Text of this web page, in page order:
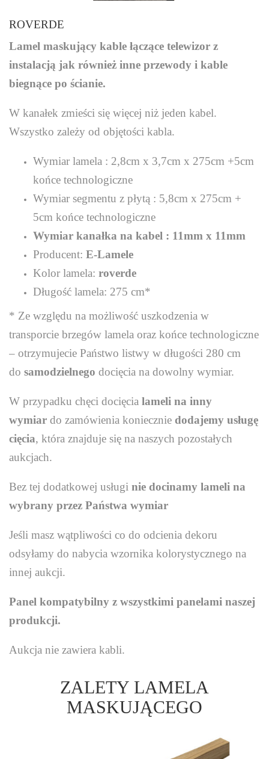
ROVERDE
Lamel maskujący kable łączące telewizor z
instalacją jak również inne przewody i kable
biegnące po ścianie.
W kanałek zmieści się więcej niż jeden kabel.
Wszystko zależy od objętości kabla.
Wymiar lamela : 2,8cm x 3,7cm x 275cm +5cm
końce technologiczne
Wymiar segmentu z płytą : 5,8cm x 275cm +
5cm końce technologiczne
Wymiar kanałka na kabel : 11mm x 11mm
Producent: E-Lamele
Kolor lamela: roverde
Długość lamela: 275 cm*
* Ze względu na możliwość uszkodzenia w
transporcie brzegów lamela oraz końce technologiczne
– otrzymujecie Państwo listwy w długości 280 cm
do samodzielnego docięcia na dowolny wymiar.
W przypadku chęci docięcia lameli na inny
wymiar do zamówienia koniecznie dodajemy usługę
cięcia, która znajduje się na naszych pozostałych
aukcjach.
Bez tej dodatkowej usługi nie docinamy lameli na
wybrany przez Państwa wymiar
Jeśli masz wątpliwości co do odcienia dekoru
odsyłamy do nabycia wzornika kolorystycznego na
innej aukcji.
Panel kompatybilny z wszystkimi panelami naszej
produkcji.
Aukcja nie zawiera kabli.
ZALETY LAMELA
MASKUJĄCEGO